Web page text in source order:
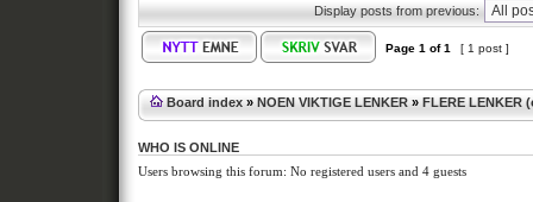
Display posts from previous:
Page 1 of1 [ 1 post ]
Board index » NOEN VIKTIGE LENKER » FLERE LENKER
WHO IS ONLINE
Users browsing this forum: No registered users and 4 guests